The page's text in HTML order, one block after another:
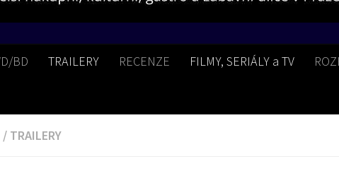
BD TRAILERY RECENZE FILMY, SERIÁLY a TV
/ TRAILERY